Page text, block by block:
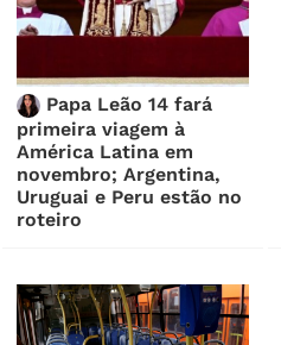
Papa Leão 14 fará
primeira viagem à
América Latina em
novembro; Argentina,
Uruguai e Peru estão no
roteiro